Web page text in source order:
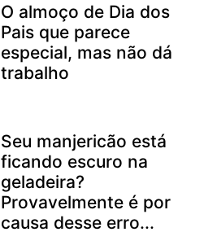
O almoço de Dia dos
Pais que parece
especial, mas não dá
trabalho
Seu manjericão está
ficando escuro na
geladeira?
Provavelmente é por
causa desse erro...